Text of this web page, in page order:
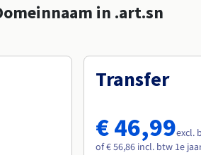
in .art.sn
Transfer
€ 46,99excl.
of € 56,86 incl. btw 1e